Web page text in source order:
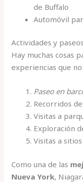
de Buffalo
Automóvil
Actividades y
Hay muchas cosas
experiencias que
Paseo en
Recorridos
Visitas a
Exploración
Visitas a
Como una de las
Nueva York,